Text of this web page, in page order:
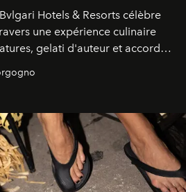
Hotels & Resorts célèbre
une expérience culinaire
gelati d'auteur et accords
un véritable voyage sensoriel.